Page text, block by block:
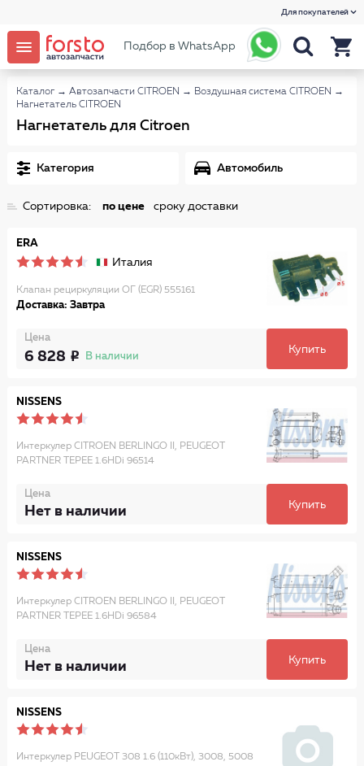
Для покупателей
Подбор в WhatsApp
Каталог → Автозапчасти CITROEN → Воздушная система CITROEN →
Нагнетатель CITROEN
Нагнетатель для Citroen
Категория Автомобиль
Сортировка: по цене сроку доставки
ERA
Италия
Клапан рециркуляции ОГ (EGR) 555161
Доставка: Завтра
Цена
6 828 В наличии
Купить
NISSENS
Интеркулер CITROEN BERLINGO II, PEUGEOT
PARTNER TEPEE 1.6HDi 96514
Цена
Нет в наличии Купить
NISSENS
Интеркулер CITROEN BERLINGO II, PEUGEOT
PARTNER TEPEE 1.6HDi 96584
Цена
Нет в наличии Купить
NISSENS
Интеркулер PEUGEOT 308 1.6 (110кВт), 3008, 5008